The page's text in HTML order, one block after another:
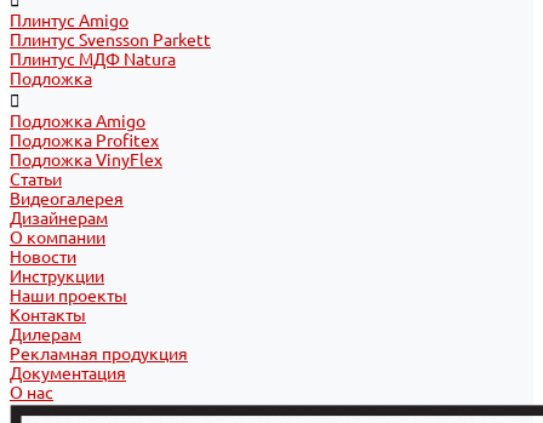
Плинтус Amigo
Плинтус Svensson Parkett
Плинтус МДФ Natura
Подложка
Подложка Amigo
Подложка Profitex
Подложка VinyFlex
Статьи
Видеогалерея
Дизайнерам
О компании
Новости
Инструкции
Наши проекты
Контакты
Дилерам
Рекламная продукция
Документация
О нас